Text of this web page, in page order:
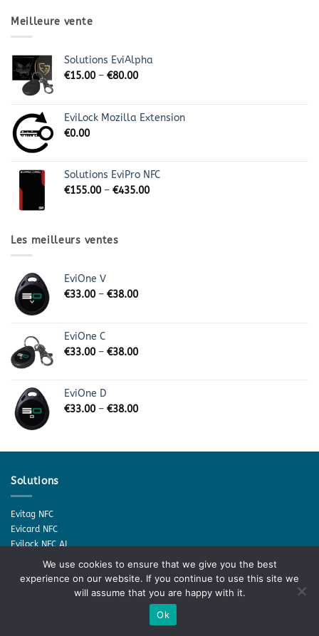
Meilleure vente
Solutions EviAlpha
€15.00– €80.00
EviLock Mozilla Extension
€0.00
Solutions EviPro NFC
€155.00– €435.00
Les meilleurs ventes
EviOne V
€33.00– €38.00
EviOne C
€33.00– €38.00
EviOne D
€33.00– €38.00
Solutions
Evitag NFC
Evicard NFC
Evilock NFC AI
Evikey NFC
Evidisk NFC
We use cookies to ensure that we give you the best
experience on our website. If you continue to use this site we
will assume that you are happy with it.
Ok